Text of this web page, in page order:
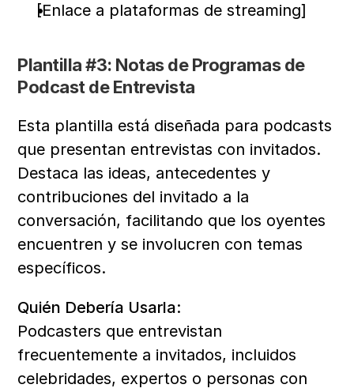
[Enlace a plataformas de streaming]
Plantilla #3: Notas de Programas de
Podcast de Entrevista
Esta plantilla está diseñada para podcasts
que presentan entrevistas con invitados.
Destaca las ideas, antecedentes y
contribuciones del invitado a la
conversación, facilitando que los oyentes
encuentren y se involucren con temas
específicos.
Quién Debería Usarla:
Podcasters que entrevistan
frecuentemente a invitados, incluidos
celebridades, expertos o personas con